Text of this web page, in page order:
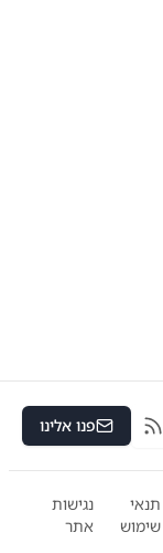
RSS פנו אלינו
תנאי
שימוש
נגישות
אתר